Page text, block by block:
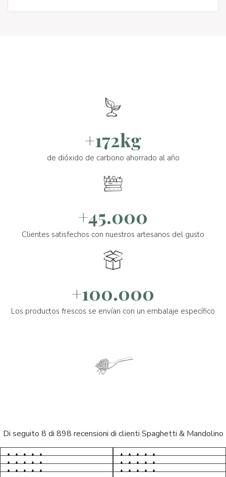
+172kg
de dióxido de carbono ahorrado al año
+45.000
Clientes satisfechos con nuestros artesanos del gusto
+100.000
Los productos frescos se envían con un embalaje específico
Di seguito 8 di 898 recensioni di clienti Spaghetti & Mandolino
Tutto ok. Consegna celere , pacco
M*
AR
esperienza sicuramente positiva,
D*